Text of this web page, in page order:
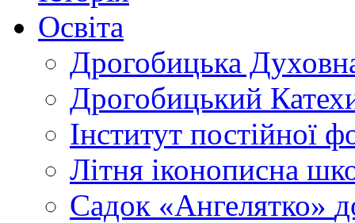
Освіта
Дрогобицька
Дрогобицький
Інститут постійної
Літня іконописна
Садок «Ангелятко»